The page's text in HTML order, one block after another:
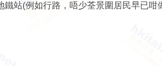
鐵站(例如行路，唔少荃景圍居民早已